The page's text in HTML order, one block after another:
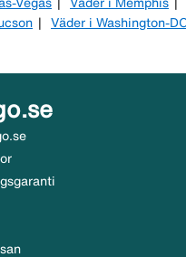
Vegas
Väder i Memphis
Väder i Washington-